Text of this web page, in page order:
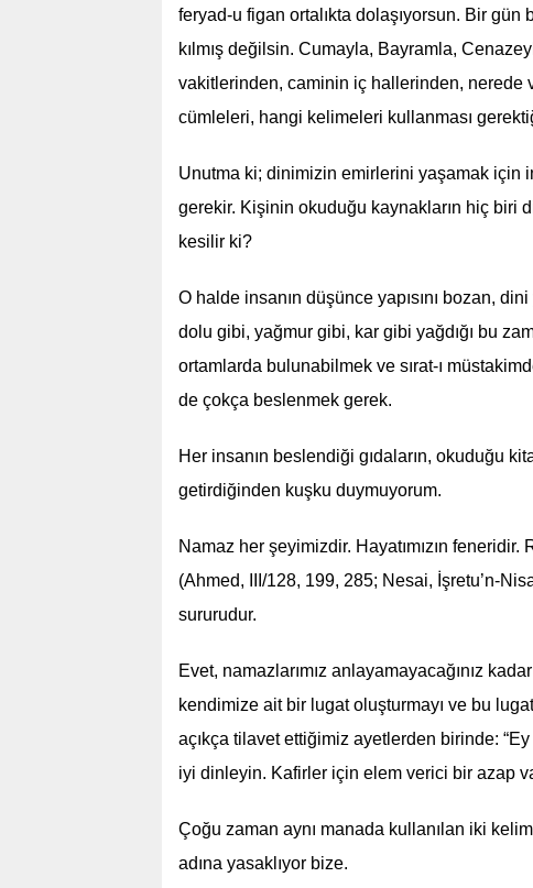
feryad-u figan ortalıkta dolaşıyorsun. Bir
kılmış değilsin. Cumayla, Bayramla,
vakitlerinden, caminin iç hallerinden, nerede
cümleleri, hangi kelimeleri kullanması
Unutma ki; dinimizin emirlerini yaşamak için
gerekir. Kişinin okuduğu kaynakların hiç biri
kesilir ki?
O halde insanın düşünce yapısını bozan,
dolu gibi, yağmur gibi, kar gibi yağdığı bu
ortamlarda bulunabilmek ve sırat-ı
de çokça beslenmek gerek.
Her insanın beslendiği gıdaların, okuduğu
getirdiğinden kuşku duymuyorum.
Namaz her şeyimizdir. Hayatımızın feneridir.
(Ahmed, III/128, 199, 285; Nesai, İşretu’n-
sururudur.
Evet, namazlarımız anlayamayacağınız
kendimize ait bir lugat oluşturmayı ve bu
açıkça tilavet ettiğimiz ayetlerden birinde:
iyi dinleyin. Kafirler için elem verici bir azap
Çoğu zaman aynı manada kullanılan iki
adına yasaklıyor bize.